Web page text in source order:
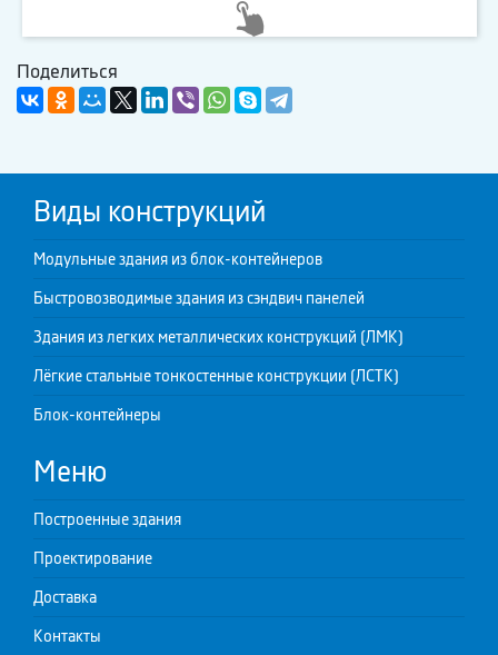
Поделиться
Виды конструкций
Модульные здания из блок-контейнеров
Быстровозводимые здания из сэндвич панелей
Здания из легких металлических конструкций (ЛМК)
Лёгкие стальные тонкостенные конструкции (ЛСТК)
Блок-контейнеры
Меню
Построенные здания
Проектирование
Доставка
Контакты